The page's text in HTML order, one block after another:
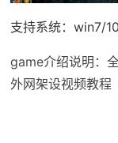
支持系统：win7/
game介绍说明：
外网架设视频教程